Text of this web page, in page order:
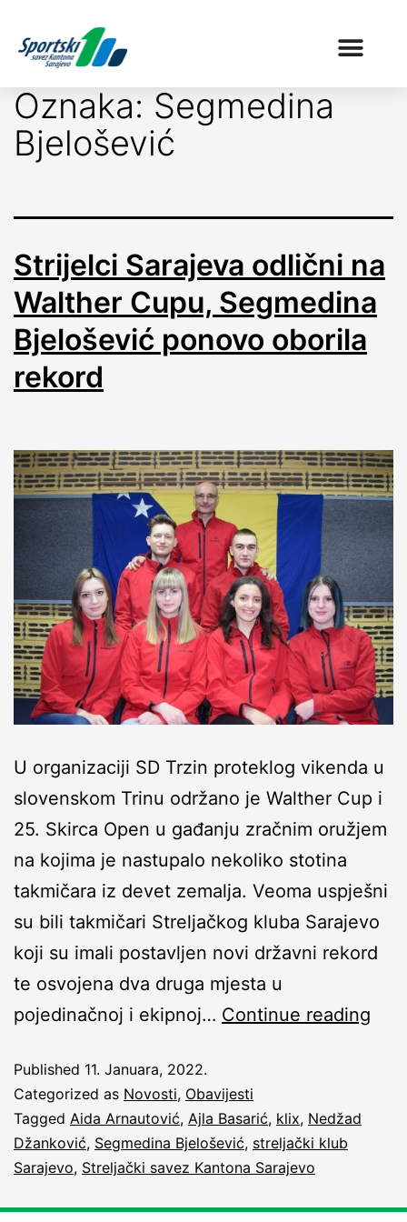
Oznaka: Segmedina
Bjelošević
Strijelci Sarajeva odlični na
Walther Cupu, Segmedina
Bjelošević ponovo oborila
rekord
U organizaciji SD Trzin proteklog vikenda u
slovenskom Trinu održano je Walther Cup i
25. Skirca Open u gađanju zračnim oružjem
na kojima je nastupalo nekoliko stotina
takmičara iz devet zemalja. Veoma uspješni
su bili takmičari Streljačkog kluba Sarajevo
koji su imali postavljen novi državni rekord
te osvojena dva druga mjesta u
pojedinačnoj i ekipnoj… Continue reading
Published 11. Januara, 2022.
Categorized as Novosti, Obavijesti
Tagged Aida Arnautović, Ajla Basarić, klix, Nedžad
Džanković, Segmedina Bjelošević, streljački klub
Sarajevo, Streljački savez Kantona Sarajevo